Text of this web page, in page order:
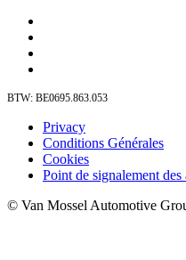
BTW: BE0695.863.053
Privacy
Conditions Générales
Cookies
Point de signalement des
© Van Mossel Automotive